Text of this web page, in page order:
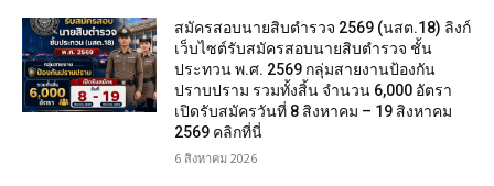
สมัครสอบนายสิบตำรวจ 2569 (นสต.18) ลิงก์
เว็บไซต์รับสมัครสอบนายสิบตำรวจ ชั้น
ประทวน พ.ศ. 2569 กลุ่มสายงานป้องกัน
ปราบปราม รวมทั้งสิ้น จำนวน 6,000 อัตรา
เปิดรับสมัครวันที่ 8 สิงหาคม – 19 สิงหาคม
2569 คลิกที่นี่
6 สิงหาคม 2026